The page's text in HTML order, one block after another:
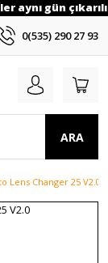
aynı gün
0(535) 290 27 93
ARA
Lens Changer 25 V2.0